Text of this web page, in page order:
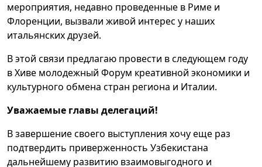
мероприятия, недавно проведенные в Риме и
Флоренции, вызвали живой интерес у наших
итальянских друзей.
В этой связи предлагаю провести в следующем году
в Хиве молодежный Форум креативной экономики и
культурного обмена стран региона и Италии.
Уважаемые главы делегаций!
В завершение своего выступления хочу еще раз
подтвердить приверженность Узбекистана
дальнейшему развитию взаимовыгодного и